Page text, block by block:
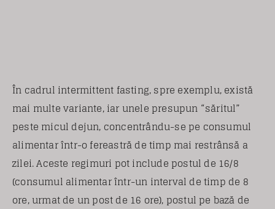
În cadrul intermittent fasting, spre exemplu, există
mai multe variante, iar unele presupun “săritul”
peste micul dejun, concentrându-se pe consumul
alimentar într-o fereastră de timp mai restrânsă a
zilei. Aceste regimuri pot include postul de 16/8
(consumul alimentar într-un interval de timp de 8
ore, urmat de un post de 16 ore), postul pe bază de